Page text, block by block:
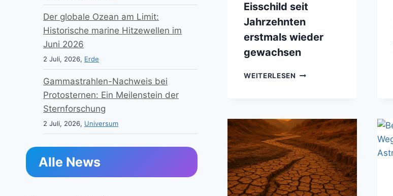
Eisschild seit
Jahrzehnten
erstmals wieder
gewachsen
WEITERLESEN ANTARKTISCHES
WIEDER
GEWACHSEN
Der globale Ozean am Limit:
Historische marine Hitzewellen im
Juni 2026
2 Juli, 2026, Erde
Gammastrahlen-Nachweis bei
Protosternen: Ein Meilenstein der
Sternforschung
2 Juli, 2026, Universum
Alle News